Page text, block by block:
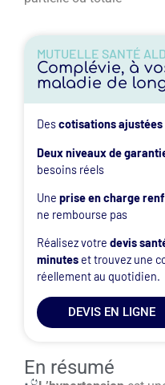
MUTUELLE SANTÉ ALD
Complévie, à
maladie de
Descotisations ajustées
Deux niveaux de
besoins réels
Une prise en charge
ne rembourse pas
Réalisez votre devis
minuteset trouvez une
réellement au quotidien.
DEVIS EN LIGNE
En résumé